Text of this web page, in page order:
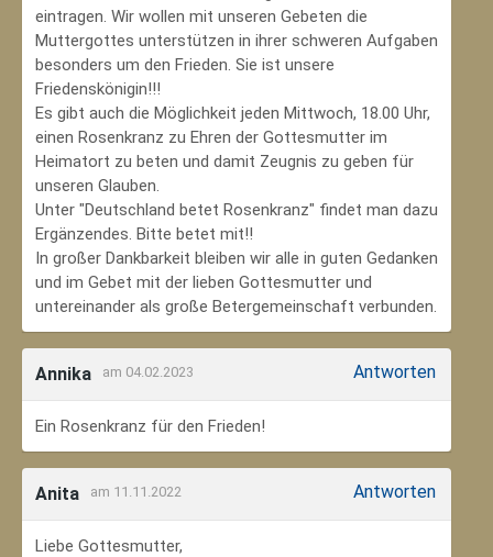
eintragen. Wir wollen mit unseren Gebeten die
Muttergottes unterstützen in ihrer schweren Aufgaben
besonders um den Frieden. Sie ist unsere
Friedenskönigin!!!
Es gibt auch die Möglichkeit jeden Mittwoch, 18.00 Uhr,
einen Rosenkranz zu Ehren der Gottesmutter im
Heimatort zu beten und damit Zeugnis zu geben für
unseren Glauben.
Unter "Deutschland betet Rosenkranz" findet man dazu
Ergänzendes. Bitte betet mit!!
In großer Dankbarkeit bleiben wir alle in guten Gedanken
und im Gebet mit der lieben Gottesmutter und
untereinander als große Betergemeinschaft verbunden.
Annika am 04.02.2023 Antworten
Ein Rosenkranz für den Frieden!
Anita am 11.11.2022 Antworten
Liebe Gottesmutter,